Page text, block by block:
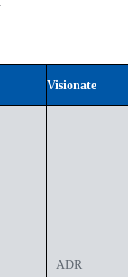
Visionate
ADR